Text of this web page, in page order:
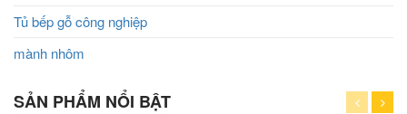
Tủ bếp gỗ công nghiệp
mành nhôm
SẢN PHẨM NỔI BẬT